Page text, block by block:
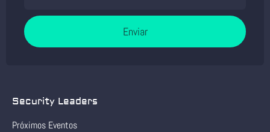
Enviar
Security Leaders
Próximos Eventos